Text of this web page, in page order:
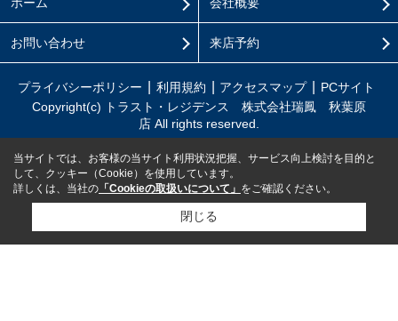
ホーム 会社概要
お問い合わせ 来店予約
プライバシーポリシー 利用規約 アクセスマップ
PCサイト
Copyright(c) トラスト・レジデンス 株式会社瑞鳳 秋葉原
店 All rights reserved.
当サイトでは、お客様の当サイト利用状況把握、サービス向上検討を目的と
して、クッキー（Cookie）を使用しています。
詳しくは、当社の 「Cookieの取扱いについて」 をご確認ください。
閉じる